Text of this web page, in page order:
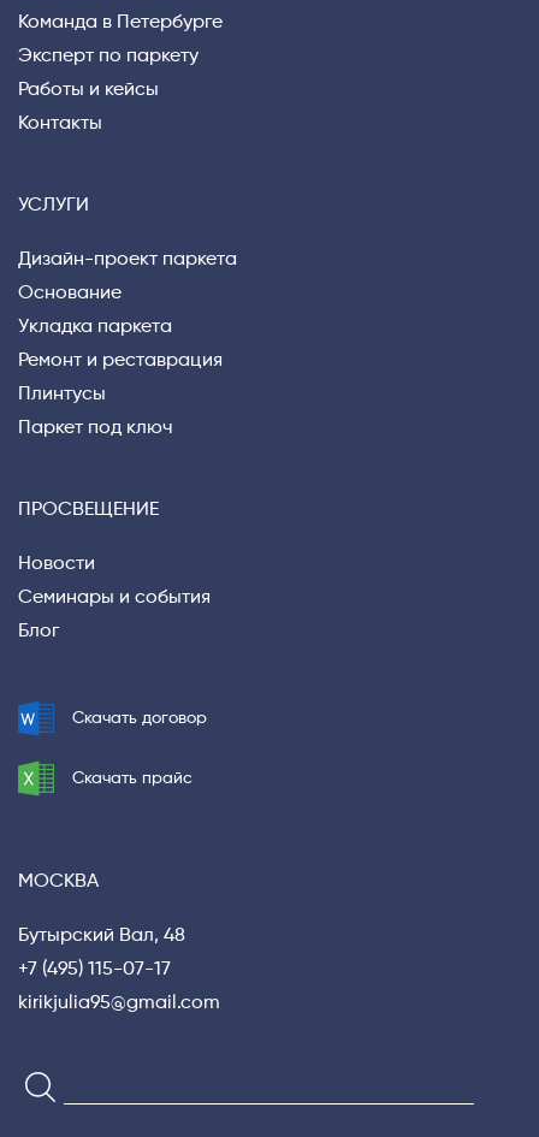
Команда в Петербурге
Эксперт по паркету
Работы и кейсы
Контакты
УСЛУГИ
Дизайн-проект паркета
Основание
Укладка паркета
Ремонт и реставрация
Плинтусы
Паркет под ключ
ПРОСВЕЩЕНИЕ
Новости
Семинары и события
Блог
Скачать договор
Скачать прайс
МОСКВА
Бутырский Вал, 48
+7 (495) 115-07-17
kirikjulia95@gmail.com